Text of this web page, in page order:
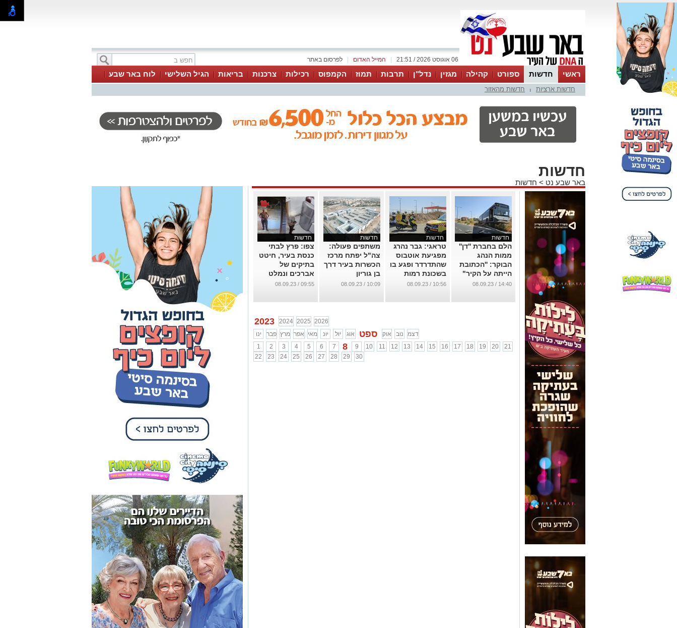
לפרסום באתר המייל האדום 06 אוגוסט 2026 / 21:51
ראשי חדשות ספורט קהילה מגזין נדל"ן תרבות תמוז הקמפוס רכילות צרכנות בריאות הגיל השלישי
לוח באר שבע
עסקים
טיפים והמלצותחדשות ארציות חדשות מהאזור
חדשות
באר שבע נט > חדשות
חדשות
הלם בחברת ''דן''
ממות הנהג
הבוקר: ''הכתובת
הייתה על הקיר"
...
14:40 / 08.09.23
חדשות
טראגי: גבר נהרג
מפגיעת אוטבוס
שהתדרדר ופגע בו
בשכונת רמות
...
10:56 / 08.09.23
חדשות
משתפים פעולה:
צה"ל יפתח מרכז
הכשרות בעיר דרך
בן גוריון
...
10:09 / 08.09.23
חדשות
צפו: פרץ לבתי
כנסת בעיר, חיטט
בתיקים של
אברכים ונמלט
עם קופות צדקה
09:55 / 08.09.23
2023 2024 2025 2026
ינו
פבר מרץ אפר מאי יונ יול אוג ספט אוק נוב
דצמ
1
2 3 4 5 6 7 8 9 10 11 12 13 14 15 16 17 18 19 20
21
22
23 24 25 26 27 28 29 30